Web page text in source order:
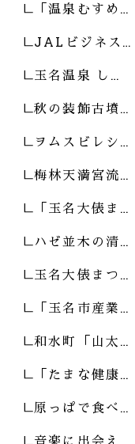
「温泉むすめ…
JALビジネス…
玉名温泉 し…
秋の装飾古墳…
ヲムスビレシ…
梅林天満宮流…
「玉名大俵ま…
ハゼ並木の清…
玉名大俵まつ…
「玉名市産業…
和水町「山太…
「たまな健康…
原っぱで食べ…
音楽に出会え…